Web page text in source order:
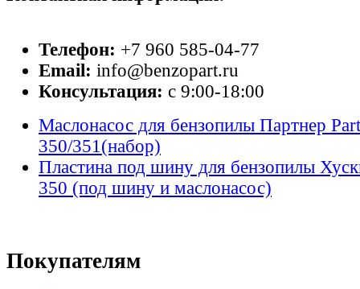
Телефон: +7 960 585-04-77
Email: info@benzopart.ru
Консультация: с 9:00-18:00
Маслонасос для бензопилы Партнер
350/351(набор)
Пластина под шину для бензопилы
350 (под шину и маслонасос)
Покупателям